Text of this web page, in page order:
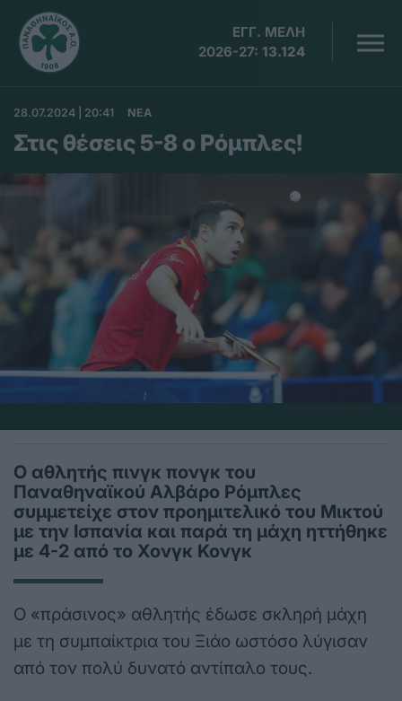
ΕΓΓ. ΜΕΛΗ
2026-27: 13.124
28.07.2024 | 20:41 ΝΕΑ
Στις θέσεις 5-8 ο Ρόμπλες!
Ο αθλητής πινγκ πονγκ του
Παναθηναϊκού Αλβάρο Ρόμπλες
συμμετείχε στον προημιτελικό του Μικτού
με την Ισπανία και παρά τη μάχη ηττήθηκε
με 4-2 από το Χονγκ Κονγκ
Ο «πράσινος» αθλητής έδωσε σκληρή μάχη
με τη συμπαίκτρια του Ξιάο ωστόσο λύγισαν
από τον πολύ δυνατό αντίπαλο τους.